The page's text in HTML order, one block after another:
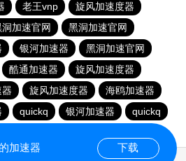
老王vnp
旋风加速度器
洞加速官网
黑洞加速官网
银河加速器
黑洞加速官网
酷通加速器
旋风加速度器
旋风加速度器
海鸥加速器
quickq 银河加速器
quickq
加速器 下载